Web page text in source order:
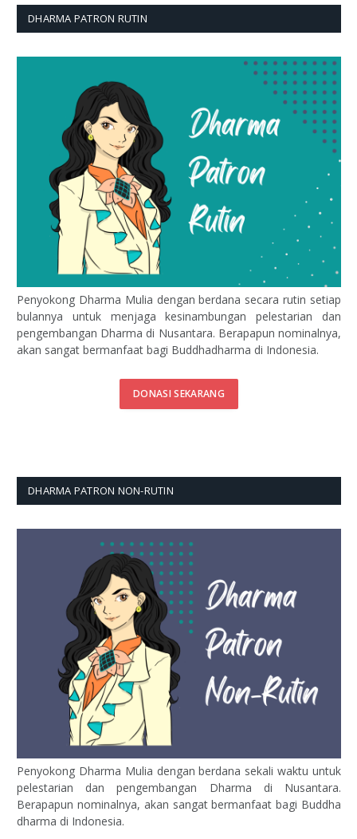
DHARMA PATRON RUTIN
Penyokong Dharma Mulia dengan berdana secara rutin setiap
bulannya untuk menjaga kesinambungan pelestarian dan
pengembangan Dharma di Nusantara. Berapapun nominalnya,
akan sangat bermanfaat bagi Buddhadharma di Indonesia.
DONASI SEKARANG
DHARMA PATRON NON-RUTIN
Penyokong Dharma Mulia dengan berdana sekali waktu untuk
pelestarian dan pengembangan Dharma di Nusantara.
Berapapun nominalnya, akan sangat bermanfaat bagi Buddha
dharma di Indonesia.